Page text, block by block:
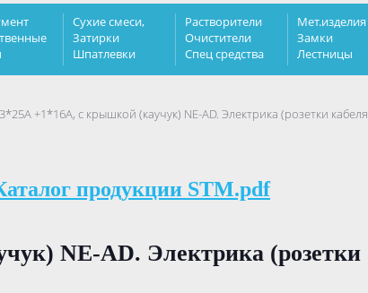
Сухие смеси,
Затирки
Шпатлевки
Растворители
Очистители
Спец средства
Мет.изделия
Замки
Лестницы
+1*16А, с крышкой (каучук) NE-AD. Электрика (розетки кабеля
продукции STM.pdf
NE-AD. Электрика (розетки